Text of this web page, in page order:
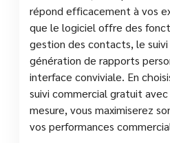
répond efficacement à vos
que le logiciel offre des
gestion des contacts, le
génération de rapports
interface conviviale. En
suivi commercial gratuit
mesure, vous maximiserez
vos performances